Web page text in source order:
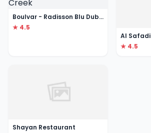
Boulvar - Radisson Blu Dubai Deira Creek
★ 4.5
Al Safadi
★ 4.5
Shayan Restaurant